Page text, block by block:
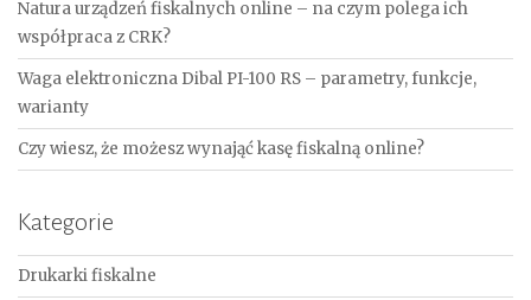
Natura urządzeń fiskalnych online – na czym polega ich
współpraca z CRK?
Waga elektroniczna Dibal PI-100 RS – parametry, funkcje,
warianty
Czy wiesz, że możesz wynająć kasę fiskalną online?
Kategorie
Drukarki fiskalne